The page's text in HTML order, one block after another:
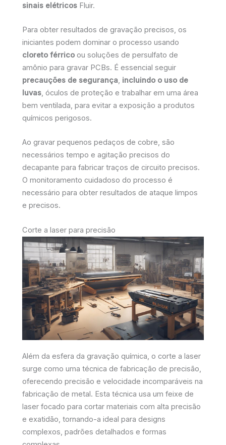
sinais elétricos Fluir.
Para obter resultados de gravação precisos, os
iniciantes podem dominar o processo usando
cloreto férrico ou soluções de persulfato de
amônio para gravar PCBs. É essencial seguir
precauções de segurança, incluindo o uso de
luvas, óculos de proteção e trabalhar em uma área
bem ventilada, para evitar a exposição a produtos
químicos perigosos.
Ao gravar pequenos pedaços de cobre, são
necessários tempo e agitação precisos do
decapante para fabricar traços de circuito precisos.
O monitoramento cuidadoso do processo é
necessário para obter resultados de ataque limpos
e precisos.
Corte a laser para precisão
Além da esfera da gravação química, o corte a laser
surge como uma técnica de fabricação de precisão,
oferecendo precisão e velocidade incomparáveis na
fabricação de metal. Esta técnica usa um feixe de
laser focado para cortar materiais com alta precisão
e exatidão, tornando-a ideal para designs
complexos, padrões detalhados e formas